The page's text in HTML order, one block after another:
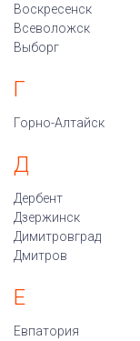
Воскресенск
Всеволожск
Выборг
Г
Горно-Алтайск
Д
Дербент
Дзержинск
Димитровград
Дмитров
Е
Евпатория